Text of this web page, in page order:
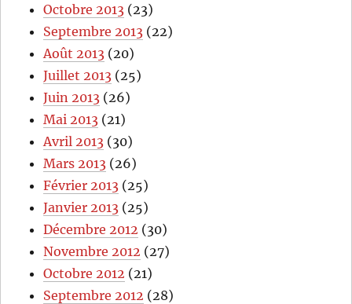
Octobre 2013 (23)
Septembre 2013 (22)
Août 2013 (20)
Juillet 2013 (25)
Juin 2013 (26)
Mai 2013 (21)
Avril 2013 (30)
Mars 2013 (26)
Février 2013 (25)
Janvier 2013 (25)
Décembre 2012 (30)
Novembre 2012 (27)
Octobre 2012 (21)
Septembre 2012 (28)